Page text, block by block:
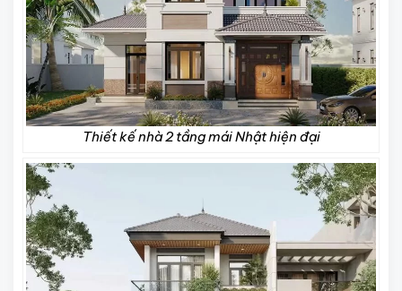
Thiết kế nhà 2 tầng mái Nhật hiện đại